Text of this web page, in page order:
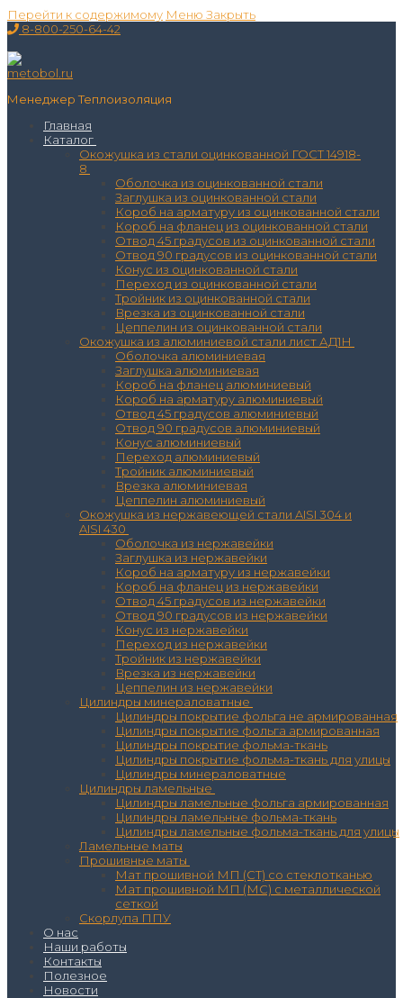
Перейти к содержимому Меню Закрыть
8-800-250-64-42
Менеджер Теплоизоляция
Главная
Каталог
Окожушка из стали оцинкованной ГОСТ 14918-
8
Оболочка из оцинкованной стали
Заглушка из оцинкованной стали
Короб на арматуру из оцинкованной стали
Короб на фланец из оцинкованной стали
Отвод 45 градусов из оцинкованной стали
Отвод 90 градусов из оцинкованной стали
Конус из оцинкованной стали
Переход из оцинкованной стали
Тройник из оцинкованной стали
Врезка из оцинкованной стали
Цеппелин из оцинкованной стали
Окожушка из алюминиевой стали лист АД1Н
Оболочка алюминиевая
Заглушка алюминиевая
Короб на фланец алюминиевый
Короб на арматуру алюминиевый
Отвод 45 градусов алюминиевый
Отвод 90 градусов алюминиевый
Конус алюминиевый
Переход алюминиевый
Тройник алюминиевый
Врезка алюминиевая
Цеппелин алюминиевый
Окожушка из нержавеющей стали AISI 304 и
AISI 430
Оболочка из нержавейки
Заглушка из нержавейки
Короб на арматуру из нержавейки
Короб на фланец из нержавейки
Отвод 45 градусов из нержавейки
Отвод 90 градусов из нержавейки
Конус из нержавейки
Переход из нержавейки
Тройник из нержавейки
Врезка из нержавейки
Цеппелин из нержавейки
Цилиндры минераловатные
Цилиндры покрытие фольга не армированная
Цилиндры покрытие фольга армированная
Цилиндры покрытие фольма-ткань
Цилиндры покрытие фольма-ткань для улицы
Цилиндры минераловатные
Цилиндры ламельные
Цилиндры ламельные фольга армированная
Цилиндры ламельные фольма-ткань
Цилиндры ламельные фольма-ткань для улицы
Ламельные маты
Прошивные маты
Мат прошивной МП (СТ) со стеклотканью
Мат прошивной МП (МС) с металлической
сеткой
Скорлупа ППУ
О нас
Наши работы
Контакты
Полезное
Новости